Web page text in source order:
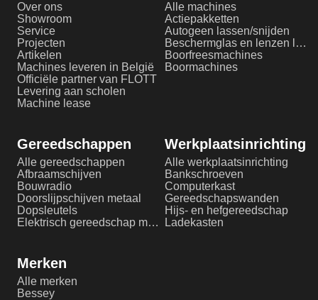
Over ons
Showroom
Service
Projecten
Artikelen
Machines leveren in België
Officiële partner van FLOTT
Levering aan scholen
Machine lease
Alle machines
Actiepakketten
Autogeen lassen/snijden
Beschermglas en lenzen laserlassen
Boorfreesmachines
Boormachines
Gereedschappen
Alle gereedschappen
Afbraamschijven
Bouwradio
Doorslijpschijven metaal
Dopsleutels
Elektrisch gereedschap metaalbewerking
Werkplaatsinrichting
Alle werkplaatsinrichting
Bankschroeven
Computerkast
Gereedschapswanden
Hijs- en hefgereedschap
Ladekasten
Merken
Alle merken
Bessey